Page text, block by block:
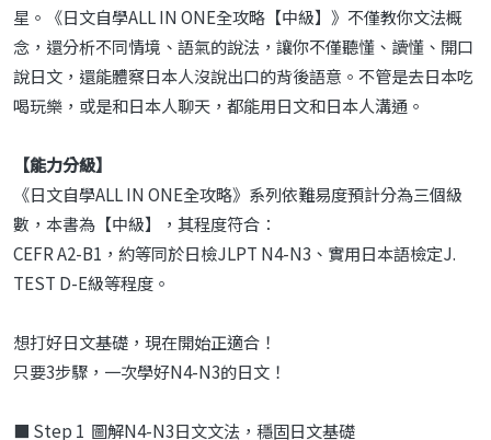
星。《日文自學ALL IN ONE全攻略【中級】》不僅教你文法概
念，還分析不同情境、語氣的說法，讓你不僅聽懂、讀懂、開口
說日文，還能體察日本人沒說出口的背後語意。不管是去日本吃
喝玩樂，或是和日本人聊天，都能用日文和日本人溝通。
【能力分級】
《日文自學ALL IN ONE全攻略》系列依難易度預計分為三個級
數，本書為【中級】，其程度符合：
CEFR A2-B1，約等同於日檢JLPT N4-N3、實用日本語檢定J.
TEST D-E級等程度。
想打好日文基礎，現在開始正適合！
只要3步驟，一次學好N4-N3的日文！
■ Step 1 圖解N4-N3日文文法，穩固日文基礎